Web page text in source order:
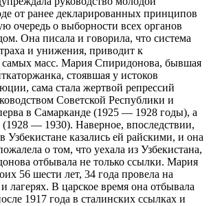
от ранее декларированных принципов
очередь о выборности всех органов
Она писала и говорила, что система
и унижения, приводит к
масс. Мария Спиридонова, бывшая
стоявшая у истоков
сама стала жертвой репрессий
Советской Республики и
в Самарканде (1925 — 1928 годы), а
(1928 — 1930). Наверное, впоследствии,
Узбекистане казались ей райскими, и она
о том, что уехала из Узбекистана,
отбывала не только ссылки. Мария
56 шести лет, 34 года провела на
лагерях. В царское время она отбывала
1917 года в сталинских ссылках и